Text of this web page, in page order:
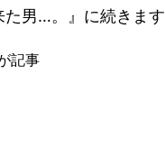
男…。』に続きます
記事